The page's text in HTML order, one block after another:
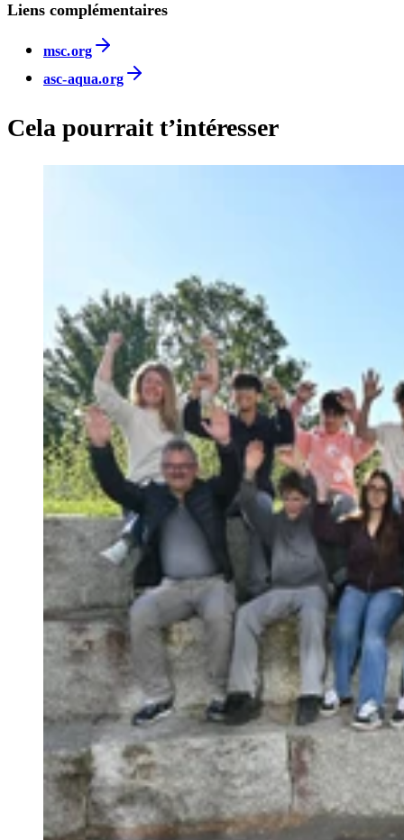
Liens complémentaires
msc.org
asc-aqua.org
Cela pourrait t’intéresser